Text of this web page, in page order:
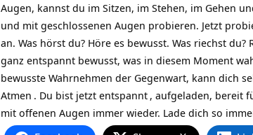
Augen, kannst du im Sitzen, im Stehen, im Gehen
und mit geschlossenen Augen probieren. Jetzt
an. Was hörst du? Höre es bewusst. Was riechst
ganz entspannt bewusst, was in diesem Moment
bewusste Wahrnehmen der Gegenwart, kann dich
Atmen . Du bist jetzt entspannt , aufgeladen, bereit
mit offenen Augen immer wieder. Lade dich so